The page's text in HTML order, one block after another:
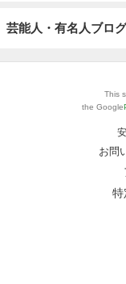
芸能人・有名人ブロ
This
the Google
お問
特